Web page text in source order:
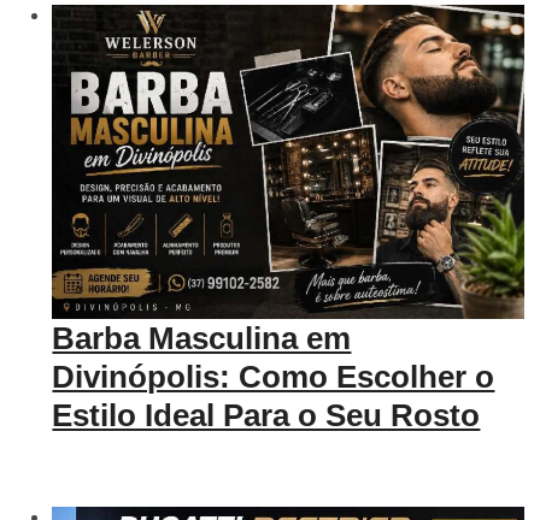
Barba Masculina em
Divinópolis: Como Escolher o
Estilo Ideal Para o Seu Rosto